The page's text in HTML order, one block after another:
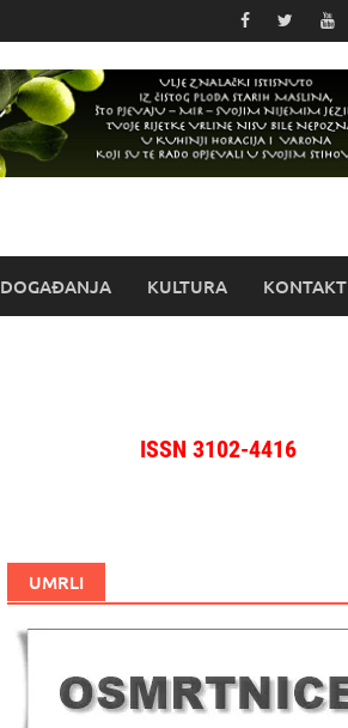
DOGAĐANJA KULTURA KONTAKT
ISSN 3102-4416
UMRLI